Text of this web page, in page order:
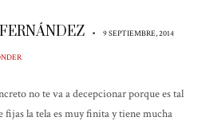
• 9 SEPTIEMBRE, 2014
no te va a decepcionar porque es tal
fijas la tela es muy finita y tiene mucha